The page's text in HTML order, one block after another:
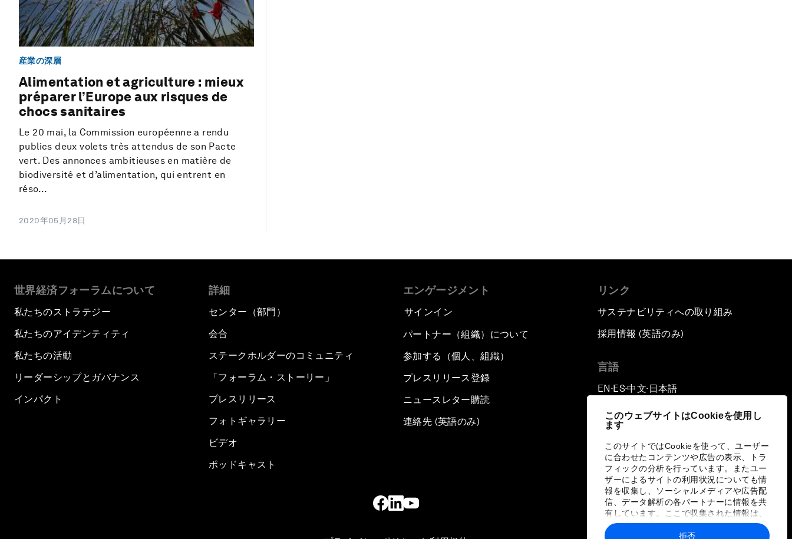
このウェブサイトはCookieを使用し
ます
このサイトではCookieを使って、ユーザー
に合わせたコンテンツや広告の表示、トラ
フィックの分析を行っています。またユー
ザーによるサイトの利用状況についても情
報を収集し、ソーシャルメディアや広告配
信、データ解析の各パートナーに情報を共
有しています。ここで収集された情報は、
ユーザーが各パートナーに提供した他の情
報や各パートナーのサービスを使用した際
拒否
産業の深層
Alimentation et agriculture : mieux
préparer l’Europe aux risques de
chocs sanitaires
Le 20 mai, la Commission européenne a rendu
publics deux volets très attendus de son Pacte
vert. Des annonces ambitieuses en matière de
biodiversité et d’alimentation, qui entrent en
réso...
2020年05月28日
世界経済フォーラムについて
私たちのストラテジー
私たちのアイデンティティ
私たちの活動
リーダーシップとガバナンス
インパクト
詳細
センター（部門）
会合
ステークホルダーのコミュニティ
「フォーラム・ストーリー」
プレスリリース
フォトギャラリー
ビデオ
ポッドキャスト
エンゲージメント
サインイン
パートナー（組織）について
参加する（個人、組織）
プレスリリース登録
ニュースレター購読
連絡先 (英語のみ)
リンク
サステナビリティへの取り組み
採用情報 (英語のみ)
言語
EN ▪ ES▪中文▪ 日本語